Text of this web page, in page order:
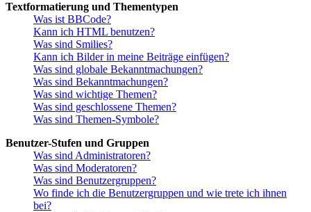
Textformatierung und Thementypen
Was ist BBCode?
Kann ich HTML benutzen?
Was sind Smilies?
Kann ich Bilder in meine Beiträge einfügen?
Was sind globale Bekanntmachungen?
Was sind Bekanntmachungen?
Was sind wichtige Themen?
Was sind geschlossene Themen?
Was sind Themen-Symbole?
Benutzer-Stufen und Gruppen
Was sind Administratoren?
Was sind Moderatoren?
Was sind Benutzergruppen?
Wo finde ich die Benutzergruppen und wie trete ich ihnen
bei?